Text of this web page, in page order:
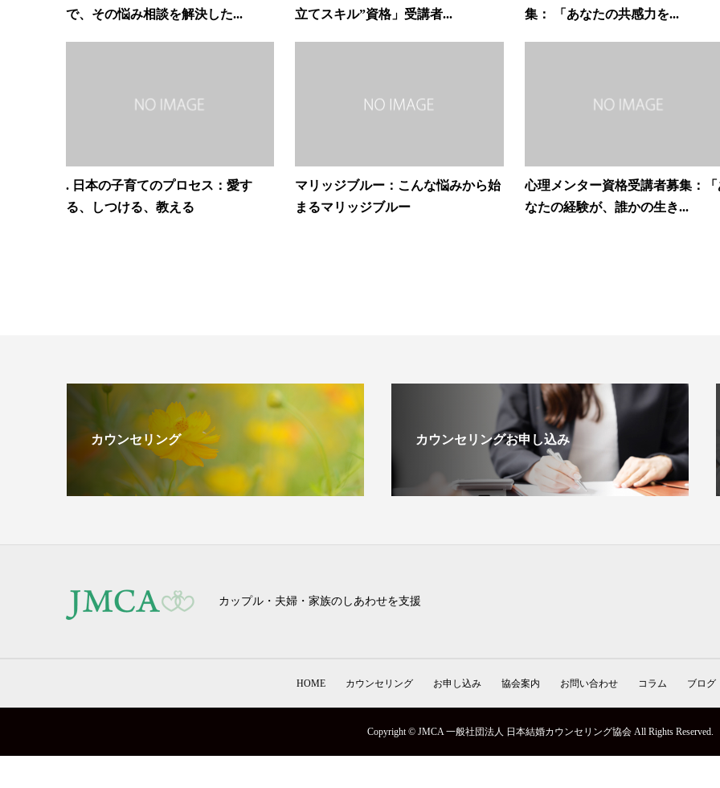
で、その悩み相談を解決した...
立てスキル”資格」受講者...
集： 「あなたの共感力を...
. 日本の子育てのプロセス：愛す
る、しつける、教える
マリッジブルー：こんな悩みから始
まるマリッジブルー
心理メンター資格受講者募集：「
なたの経験が、誰かの生き...
カウンセリング カウンセリングお申し込み
カップル・夫婦・家族のしあわせを支援
HOME カウンセリング お申し込み 協会案内 お問い合わせ コラム ブログ
Copyright © JMCA 一般社団法人 日本結婚カウンセリング協会 All Rights Reserved.